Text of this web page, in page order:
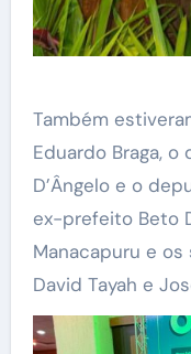
Também
Eduardo Braga,
D’Ângelo e o
ex-prefeito Beto
Manacapuru e
David Tayah e